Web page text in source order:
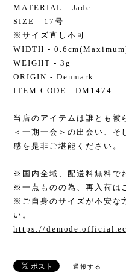
MATERIAL - Jade
SIZE - 17号
※サイズ直し不可
WIDTH -
WEIGHT - 3g
ORIGIN - Denmark
ITEM CODE - DM1474
当店のアイテムは誰とも被
＜一期一会＞の出会い、そ
感を是非ご堪能ください。
※国内全域、配送料無料で
※一点ものの為、再入荷は
※ご自身のサイズが不安な
い。
https://
通報する